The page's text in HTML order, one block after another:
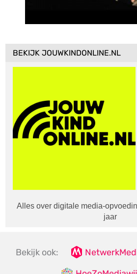
BEKIJK JOUWKINDONLINE.NL
Alles over digitale media-
jaar
Bekijk ook: